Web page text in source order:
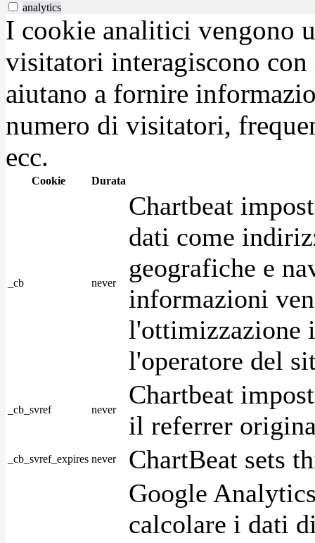
analytics
I cookie analitici vengono
visitatori interagiscono
aiutano a fornire
numero di visitatori,
ecc.
Cookie Durata
_cb never
Chartbeat
dati come
geografiche e
informazioni
l'ottimizzazione
l'operatore del
_cb_svref never
Chartbeat
il referrer
_cb_svref_expires never ChartBeat sets
Google
calcolare i dati